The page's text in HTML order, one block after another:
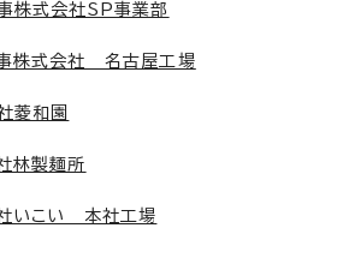
式会社SP事業部
株式会社 名古屋工場
菱和園
林製麺所
いこい 本社工場